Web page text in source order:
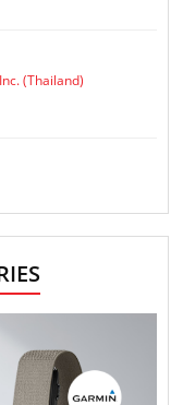
(Thailand)